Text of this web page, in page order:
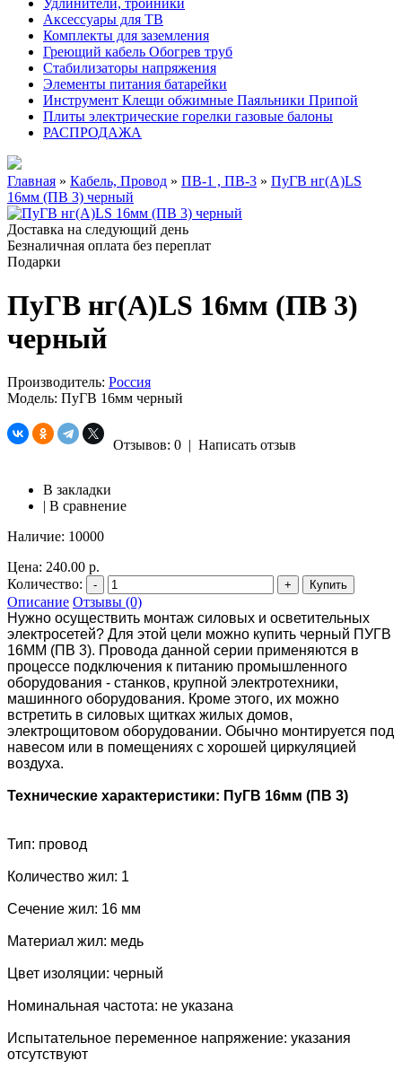
Аксессуары для ТВ
Комплекты для заземления
Греющий кабель Обогрев труб
Стабилизаторы напряжения
Элементы питания батарейки
Инструмент Клещи обжимные Паяльники Припой
Плиты электрические горелки газовые балоны
РАСПРОДАЖА
Главная » Кабель, Провод » ПВ-1 , ПВ-3 » ПуГВ нг(А)LS
16мм (ПВ 3) черный
Доставка на следующий день
Безналичная оплата без переплат
Подарки
ПуГВ нг(А)LS 16мм (ПВ 3)
черный
Производитель: Россия
Модель: ПуГВ 16мм черный
Отзывов: 0 | Написать отзыв
В закладки
| В сравнение
Наличие: 10000
Цена: 240.00 р.
Количество:
- + Купить
Описание Отзывы (0)
Нужно осуществить монтаж силовых и осветительных
электросетей? Для этой цели можно купить черный ПУГВ
16ММ (ПВ 3). Провода данной серии применяются в
процессе подключения к питанию промышленного
оборудования - станков, крупной электротехники,
машинного оборудования. Кроме этого, их можно
встретить в силовых щитках жилых домов,
электрощитовом оборудовании. Обычно монтируется под
навесом или в помещениях с хорошей циркуляцией
воздуха.
Технические характеристики: ПуГВ 16мм (ПВ 3)
Тип: провод
Количество жил: 1
Сечение жил: 16 мм
Материал жил: медь
Цвет изоляции: черный
Номинальная частота: не указана
Испытательное переменное напряжение: указания
отсутствуют